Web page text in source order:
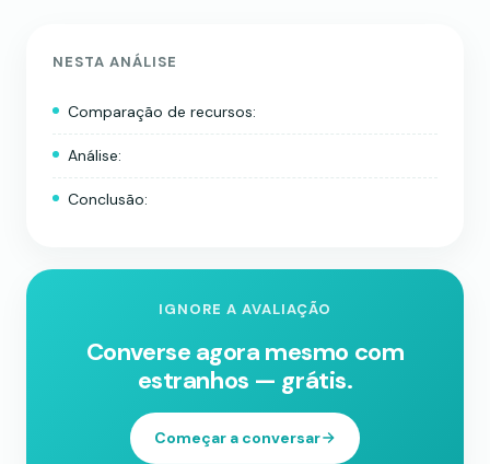
NESTA ANÁLISE
Comparação de recursos:
Análise:
Conclusão:
IGNORE A AVALIAÇÃO
Converse agora mesmo com
estranhos — grátis.
Começar a conversar